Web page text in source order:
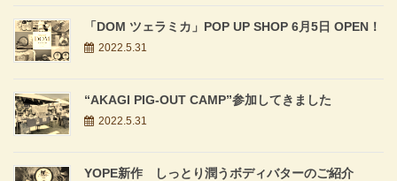
「DOM ツェラミカ」POP UP SHOP 6月5日 OPEN！
2022.5.31
“AKAGI PIG-OUT CAMP”参加してきました
2022.5.31
YOPE新作 しっとり潤うボディバターのご紹介